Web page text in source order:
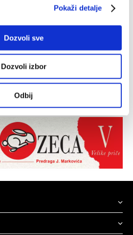
Pokaži detalje
Dozvoli sve
Dozvoli izbor
Odbij